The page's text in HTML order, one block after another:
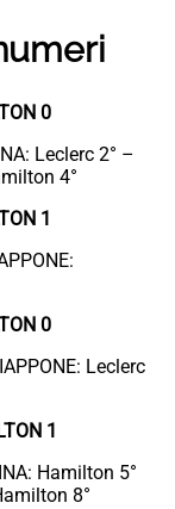
0
Leclerc 2° –
4°
1
0
Leclerc
1
Hamilton 5°
8°